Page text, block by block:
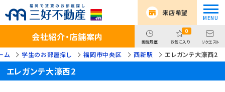
来店希望
会社紹介・店舗案内 閲覧履歴
0
お気に入り リクエスト
ム 学生のお部屋探し 福岡市中央区 西新駅 エレガンテ大濠西2
エレガンテ大濠西2